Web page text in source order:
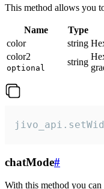
This method allows you
Name Type
color
string
color2
optional
string
chatMode#
With this method you